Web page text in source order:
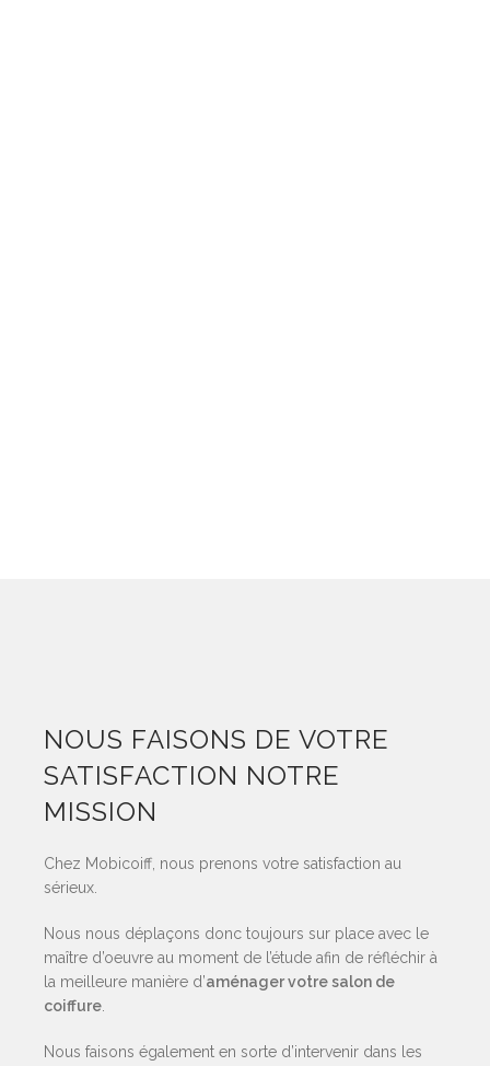
NOUS FAISONS DE VOTRE
SATISFACTION NOTRE
MISSION
Chez Mobicoiff, nous prenons votre satisfaction au
sérieux.
Nous nous déplaçons donc toujours sur place avec le
maître d’oeuvre au moment de l’étude afin de réfléchir à
la meilleure manière d’aménager votre salon de
coiffure
Nous faisons également en sorte d’intervenir dans les